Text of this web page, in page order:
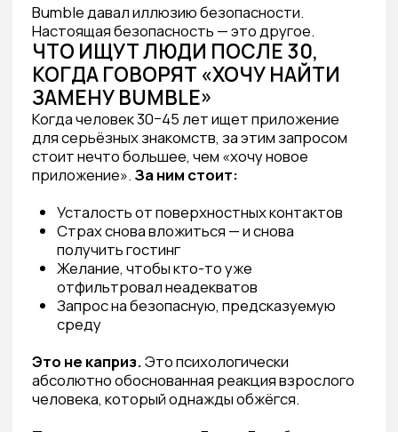
или избегающим типом привязанности
особенно уязвимы в среде бесконечного
выбора. Когда кандидатов бесконечно много,
мозг либо впадает в тревогу («а вдруг есть
кто-то лучше?»), либо отключается
и перестаёт воспринимать людей как людей.
Именно поэтому классическая модель
дейтинга — с тысячами анкет в ленте —
не просто неэффективна.Она
психологически вредна.
ОБЗОР АЛЬТЕРНАТИВ BUMBLE
В РОССИИ: ЧЕСТНО О КАЖДОЙ
1. Mamba
Большая база, особенно в регионах.
Но интерфейс и логика остались в нулевых.
Верификация слабая, качество анкет —
непредсказуемое.
Подходит:для широкого поиска
в небольших городах.
Не подходит:
если для тебя важна
психологическая безопасность и качество
контакта.
2. ВКонтакте Знакомства
Интегрировано в экосистему VK. Удобно,
но поверхностно. Фактически —
расширенный поиск по соцсети. Никакого
алгоритма совместимости нет.
3. Авито / неформальные